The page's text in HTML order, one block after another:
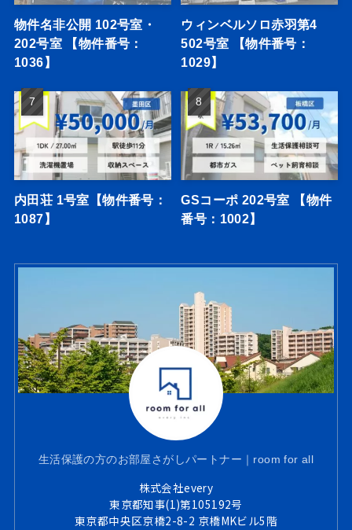
物件名非公開 102号室・
202号室 【物件番号：
1036】
ウィンベルソロ赤羽第4
502号室 【物件番号：
1029】
内田荘 1号室【物件番号：
1087】
GSコーポ 202号室 【物件
番号：1002】
生活保護の方のお部屋さがしパートナー｜room for all
株式会社every
東京都知事(1)第105192号
東京都中央区京橋2-8-2 京橋MKビル5階